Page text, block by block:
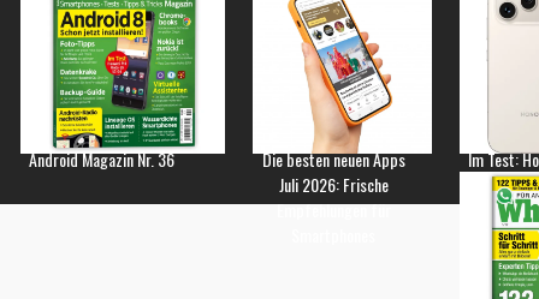
Android Magazin Nr. 36
Die besten neuen Apps
Juli 2026: Frische
Empfehlungen für
Im Test: